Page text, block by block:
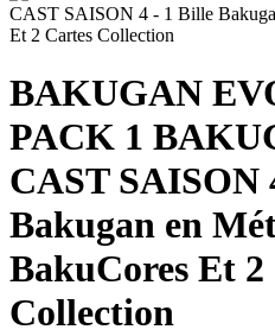
BAKUGAN
PACK 1
CAST SAISON
Bakugan en
BakuCores Et 2
Collection